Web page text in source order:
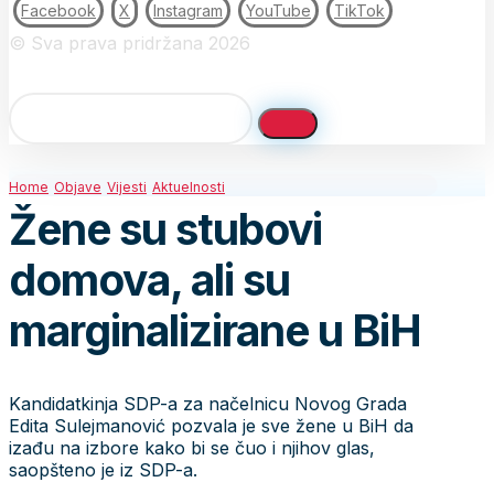
Facebook X Instagram YouTube TikTok
© Sva prava pridržana 2026
Home Objave Vijesti Aktuelnosti
Žene su stubovi
domova, ali su
marginalizirane u BiH
Kandidatkinja SDP-a za načelnicu Novog Grada
Edita Sulejmanović pozvala je sve žene u BiH da
izađu na izbore kako bi se čuo i njihov glas,
saopšteno je iz SDP-a.